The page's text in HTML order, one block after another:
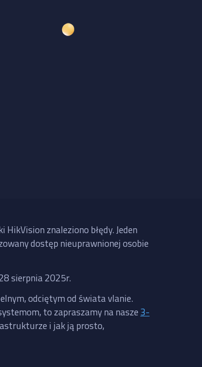
znaleziono błędy. Jeden
dostęp nieuprawnionej osobie
sierpnia 2025r.
odciętym od świata vlanie.
to zapraszamy na nasze 3-
i jak ją prosto,